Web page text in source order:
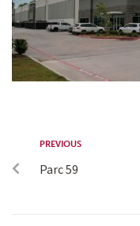
PREVIOUS
Parc 59